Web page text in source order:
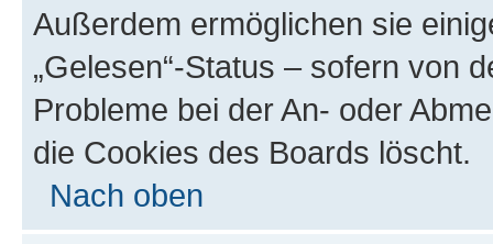
Außerdem ermöglichen sie
„Gelesen“-Status – sofern von
Probleme bei der An- oder
die Cookies des Boards löscht.
Nach oben